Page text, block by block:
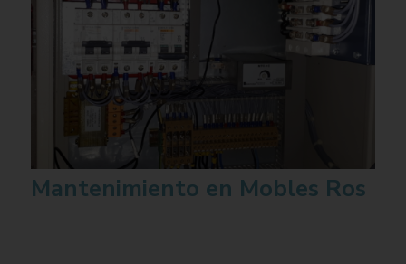
Mantenimiento en Mobles Ros